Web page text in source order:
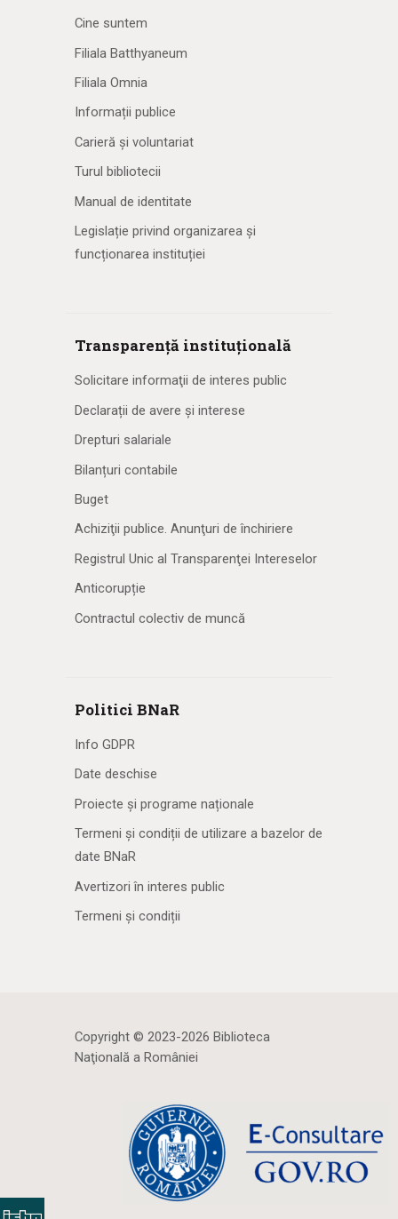
Cine suntem
Filiala Batthyaneum
Filiala Omnia
Informații publice
Carieră și voluntariat
Turul bibliotecii
Manual de identitate
Legislație privind organizarea și
funcționarea instituției
Transparență instituțională
Solicitare informaţii de interes public
Declarații de avere și interese
Drepturi salariale
Bilanțuri contabile
Buget
Achiziţii publice. Anunţuri de închiriere
Registrul Unic al Transparenţei Intereselor
Anticorupție
Contractul colectiv de muncă
Politici BNaR
Info GDPR
Date deschise
Proiecte și programe naționale
Termeni și condiții de utilizare a bazelor de
date BNaR
Avertizori în interes public
Termeni și condiții
Copyright © 2023-2026 Biblioteca
Naţională a României